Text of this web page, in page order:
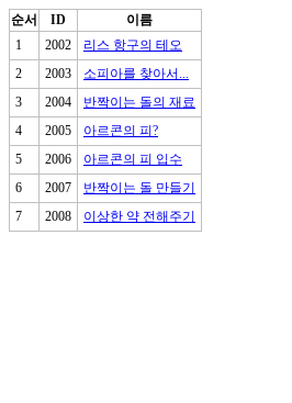
순서 ID
이름
1
2002
리스 항구의 테오
2
2003
소피아를 찾아서...
3
2004
반짝이는 돌의 재료
4
2005
아르콘의 피?
5
2006
아르콘의 피 입수
6
2007
반짝이는 돌 만들기
7
2008 이상한 약 전해주기